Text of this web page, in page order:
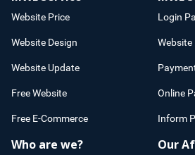
Website Price
Website Design
Website Update
Free Website
Free E-Commerce
Login
Website
Online
Inform
Who are we? Our